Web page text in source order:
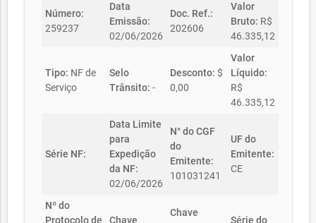
Número:
259237
Data
Emissão:
02/06/2026
Doc. Ref.:
202606
Valor
Bruto: R$
46.335,12
Tipo: NF de
Serviço
Selo
Trânsito: -
Desconto: $
0,00
Valor
Líquido:
R$
46.335,12
Série NF:
Data Limite
para
Expedição
da NF:
02/06/2026
N° do CGF
do
Emitente:
101031241
UF do
Emitente:
CE
Nº do
Protocolo de
Chave
Chave
Série do